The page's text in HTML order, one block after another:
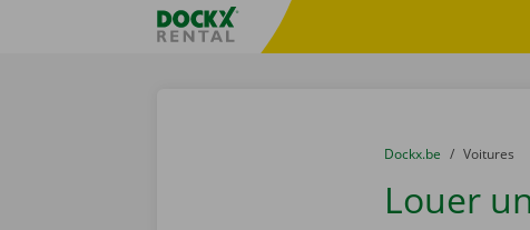
sitename
You are here:
du
Dockx.be to
Voitures
Louer